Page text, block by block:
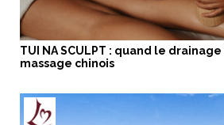
TUI NA SCULPT : quand le
massage chinois